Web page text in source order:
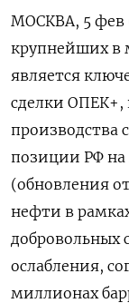
МОСКВА, 5 фев
крупнейших в
является
сделки
производства
позиции РФ
(обновления
нефти в
добровольных
ослабления,
миллионах